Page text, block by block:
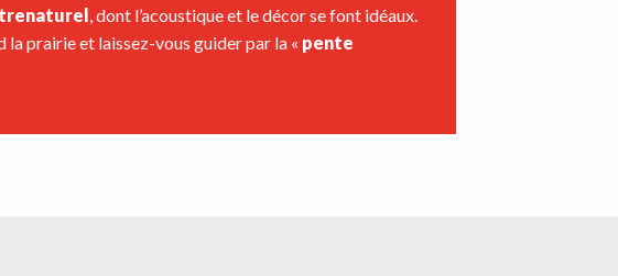
naturel, dont l’acoustique et le décor se font idéaux.
la prairie et laissez-vous guider par la « pente